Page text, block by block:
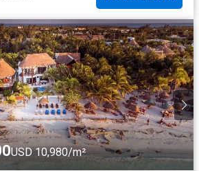
USD 10,980/m²